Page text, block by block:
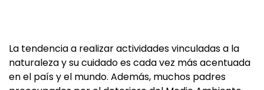
La tendencia a realizar actividades vinculadas a la
naturaleza y su cuidado es cada vez más acentuada
en el país y el mundo. Además, muchos padres